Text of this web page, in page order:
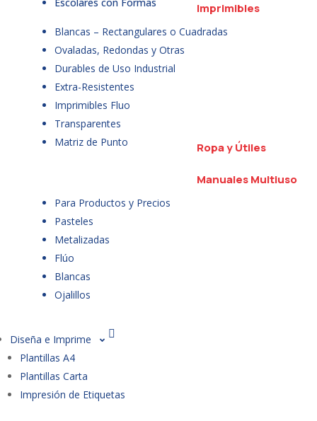
Imprimibles
Blancas – Rectangulares o Cuadradas
Ovaladas, Redondas y Otras
Durables de Uso Industrial
Extra-Resistentes
Imprimibles Fluo
Transparentes
Matriz de Punto
Ropa y Útiles
Manuales Multiuso
Para Productos y Precios
Pasteles
Metalizadas
Flúo
Blancas
Ojalillos
Diseña e Imprime
Plantillas A4
Plantillas Carta
Impresión de Etiquetas